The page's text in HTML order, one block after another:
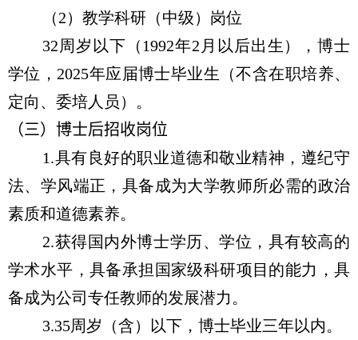
（2）教学科研（中级）岗位
32周岁以下（1992年2 月以后出生），博士
学位， 2025年应届博士毕业生（不含在职培养、
定向、委培人员）。
（三）博士后招收岗位
1.具有良好的职业道德和敬业精神，遵纪守
法、学风端正，具备成为大学教师所必需的政治
素质和道德素养。
2.获得国内外博士学历、学位，具有较高的
学术水平，具备承担国家级科研项目的能力，具
备成为公司专任教师的发展潜力。
3.35周岁（含）以下，博士毕业三年以内。